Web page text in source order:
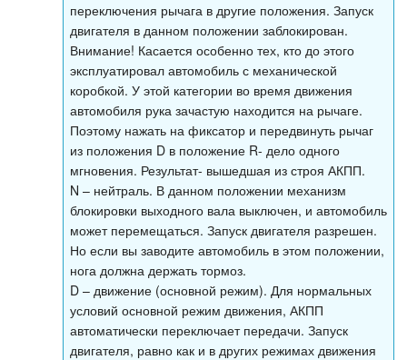
переключения рычага в другие положения. Запуск
двигателя в данном положении заблокирован.
Внимание! Касается особенно тех, кто до этого
эксплуатировал автомобиль с механической
коробкой. У этой категории во время движения
автомобиля рука зачастую находится на рычаге.
Поэтому нажать на фиксатор и передвинуть рычаг
из положения D в положение R- дело одного
мгновения. Результат- вышедшая из строя АКПП.
N – нейтраль. В данном положении механизм
блокировки выходного вала выключен, и автомобиль
может перемещаться. Запуск двигателя разрешен.
Но если вы заводите автомобиль в этом положении,
нога должна держать тормоз.
D – движение (основной режим). Для нормальных
условий основной режим движения, АКПП
автоматически переключает передачи. Запуск
двигателя, равно как и в других режимах движения